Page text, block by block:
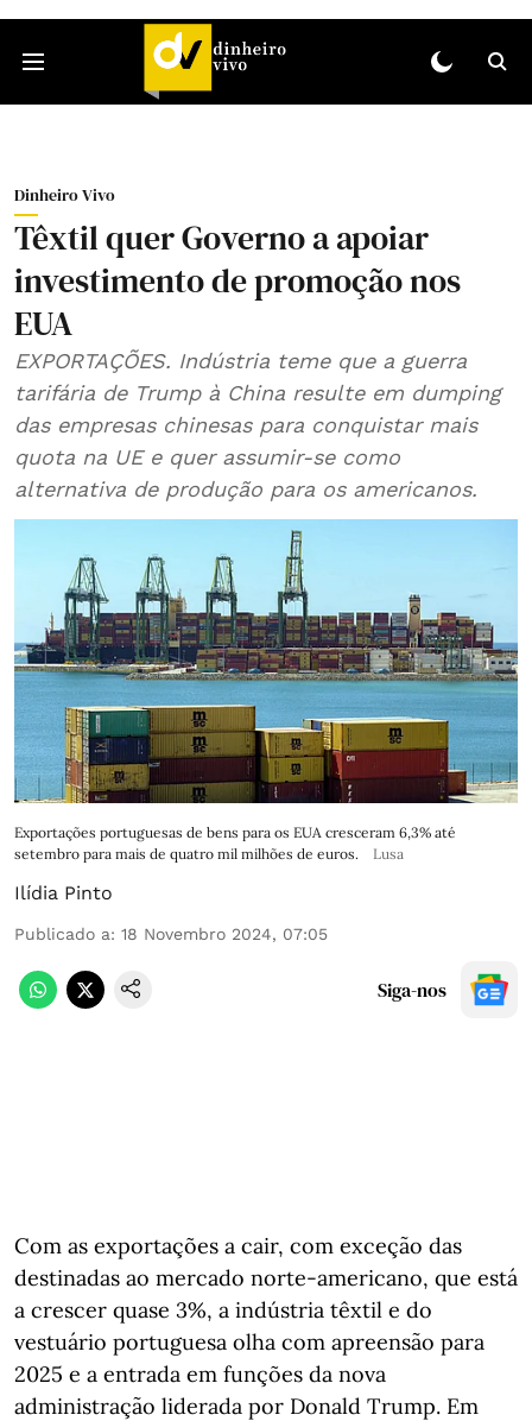
Dinheiro Vivo
Têxtil quer Governo a apoiar
investimento de promoção nos
EUA
EXPORTAÇÕES. Indústria teme que a guerra
tarifária de Trump à China resulte em dumping
das empresas chinesas para conquistar mais
quota na UE e quer assumir-se como
alternativa de produção para os americanos.
Exportações portuguesas de bens para os EUA cresceram 6,3% até
setembro para mais de quatro mil milhões de euros.
Lusa
Ilídia Pinto
Publicado a: 18 Novembro 2024, 07:05
Siga-nos
Com as exportações a cair, com exceção das
destinadas ao mercado norte-americano, que está
a crescer quase 3%, a indústria têxtil e do
vestuário portuguesa olha com apreensão para
2025 e a entrada em funções da nova
administração liderada por Donald Trump. Em